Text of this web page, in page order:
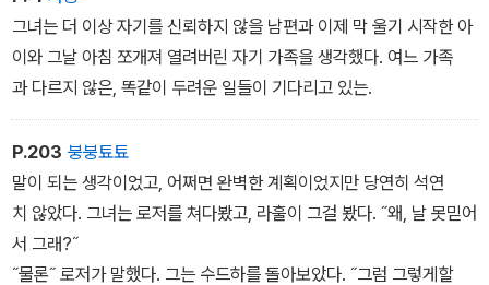
그녀는 더 이상 자기를 신뢰하지 않을 남편과 이제 막 울기 시작한 아
이와 그날 아침 쪼개져 열려버린 자기 가족을 생각했다. 여느 가족
과 다르지 않은, 똑같이 두려운 일들이 기다리고 있는.
P.203 붕붕툐툐
말이 되는 생각이었고, 어쩌면 완벽한 계획이었지만 당연히 석연
치 않았다. 그녀는 로저를 쳐다봤고, 라훌이 그걸 봤다. ˝왜, 날 못믿어
서 그래?˝
˝물론˝ 로저가 말했다. 그는 수드하를 돌아보았다. ˝그럼 그렇게할